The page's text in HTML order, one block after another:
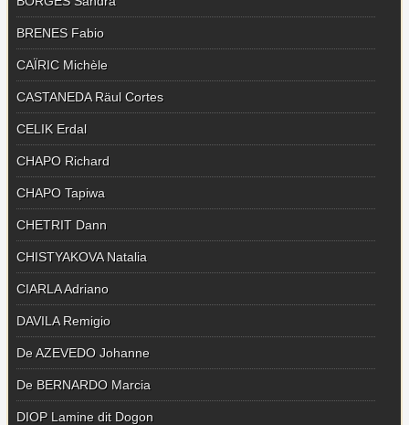
BRENES Fabio
CAÏRIC Michèle
CASTANEDA Räul Cortes
CELIK Erdal
CHAPO Richard
CHAPO Tapiwa
CHETRIT Dann
CHISTYAKOVA Natalia
CIARLA Adriano
DAVILA Remigio
De AZEVEDO Johanne
De BERNARDO Marcia
DIOP Lamine dit Dogon